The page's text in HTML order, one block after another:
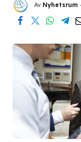
Av Nyhetsrum